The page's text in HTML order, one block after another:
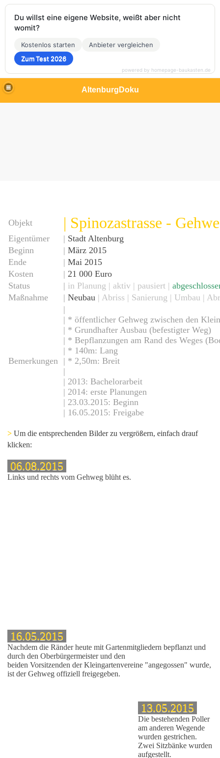
AltenburgDoku
Objekt | Spinozastrasse -
Eigentümer | Stadt Altenburg
Beginn
| März 2015
Ende
| Mai 2015
Kosten
| 21 000 Euro
Status
| in Planung | aktiv | pausiert |
Maßnahme
| Neubau | Abriss | Sanierung | Umbau |
Bemerkungen
|
| * öffentlicher Gehweg zwischen den
| * Grundhafter Ausbau (befestigter Weg)
| * Bepflanzungen am Rand des Weges
| * 140m: Lang
| * 2,50m: Breit
|
| 2013: Bachelorarbeit
| 2014: erste Planungen
| 23.03.2015: Beginn
| 16.05.2015: Freigabe
> Um die entsprechenden Bilder zu vergrößern, einfach drauf
klicken:
06.08.2015
Links und rechts vom Gehweg blüht es.
16.05.2015
Nachdem die Ränder heute mit Gartenmitgliedern bepflanzt und
durch den Oberbürgermeister und den
beiden Vorsitzenden der Kleingartenvereine "angegossen" wurde,
ist der Gehweg offiziell freigegeben.
13.05.2015
Die bestehenden Poller
am anderen Wegende
wurden gestrichen.
Zwei Sitzbänke wurden
aufgestellt.
Du willst eine eigene Website, weißt aber nicht
womit?
Kostenlos starten
Anbieter vergleichen
Zum Test 2026
powered by homepage-baukasten.de